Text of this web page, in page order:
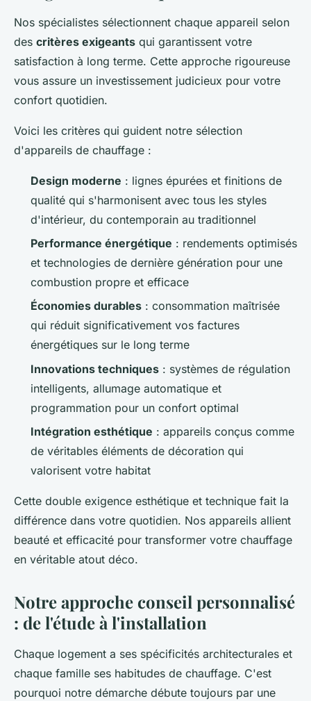
Nos spécialistes sélectionnent chaque appareil selon
des critères exigeants qui garantissent votre
satisfaction à long terme. Cette approche rigoureuse
vous assure un investissement judicieux pour votre
confort quotidien.
Voici les critères qui guident notre sélection
d'appareils de chauffage :
Design moderne : lignes épurées et finitions de
qualité qui s'harmonisent avec tous les styles
d'intérieur, du contemporain au traditionnel
Performance énergétique : rendements optimisés
et technologies de dernière génération pour une
combustion propre et efficace
Économies durables : consommation maîtrisée
qui réduit significativement vos factures
énergétiques sur le long terme
Innovations techniques : systèmes de régulation
intelligents, allumage automatique et
programmation pour un confort optimal
Intégration esthétique : appareils conçus comme
de véritables éléments de décoration qui
valorisent votre habitat
Cette double exigence esthétique et technique fait la
différence dans votre quotidien. Nos appareils allient
beauté et efficacité pour transformer votre chauffage
en véritable atout déco.
Notre approche conseil personnalisé
: de l'étude à l'installation
Chaque logement a ses spécificités architecturales et
chaque famille ses habitudes de chauffage. C'est
pourquoi notre démarche débute toujours par une